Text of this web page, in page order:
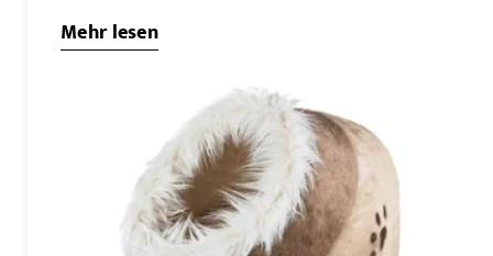
Mehr lesen